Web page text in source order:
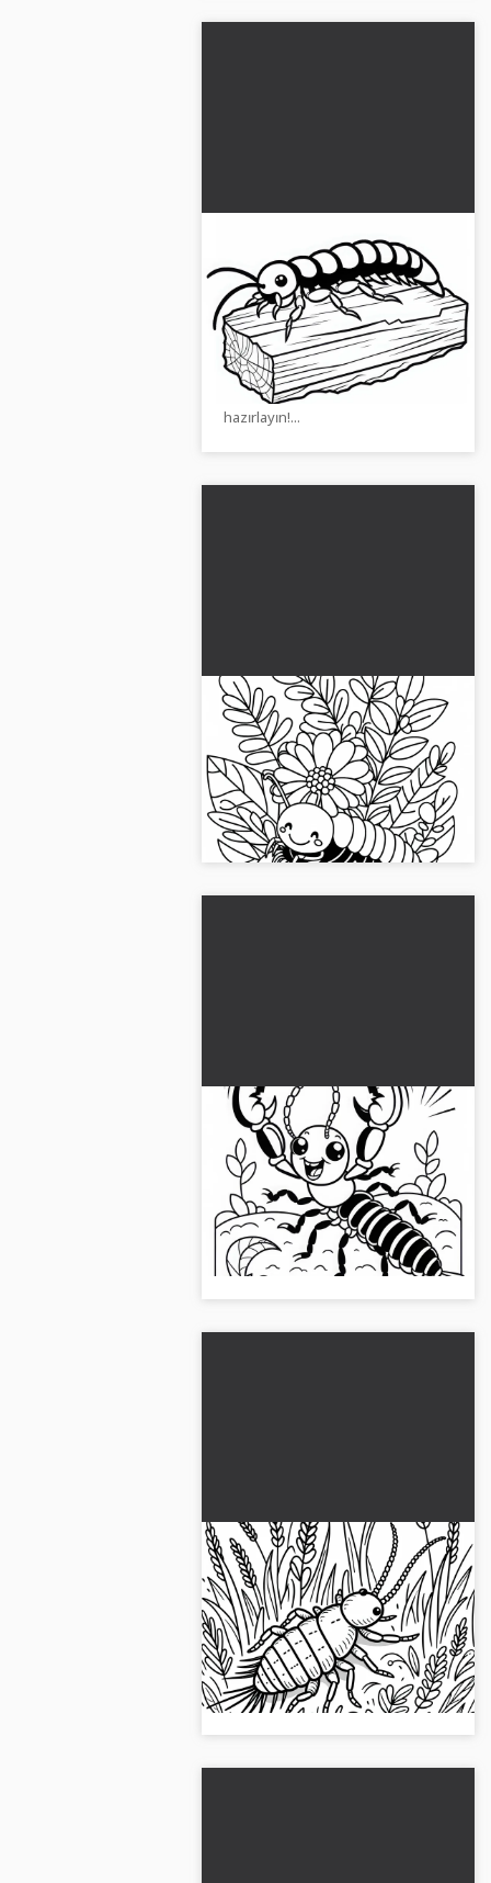
Kuşkulağa (Ohrwurm)
ahşap tahtanın üzerinde –
Ücretsiz boyama resmi
Bir kulak tıngırcığı bir ahşap
tahtanın üzerinde sürünüyor.
Ücretsiz olarak yazdırılabilir veya
çevrimiçi boyanabilir resim
hazırlayın!...
Bir kulak böceği bir bitkide
gizleniyor - Ücretsiz
boyama sayfası
Bir bitkideki bir kulak kurdunun
yaratıcı boyama resmi. Şimdi
ücretsiz boyama şablonunu al!...
Kancalı böcek kollarını
havaya kaldırıyor -
Ücretsiz boyama sayfası
Kulağın belasıyla ilgili ücretsiz
boyama sayfasını al ve boyama
işlemini yap. Şimdi indir veya
çevrimiçi boyama yap!...
Kulağımda takılı kalan
melodi, çimlerin arasında
oturuyor - Ücretsiz
boyama sayfası
Sarı kıvrakların arasında bir kulak
solucanı bulunan ücretsiz boyama
sayfamızı keşfedin ve şimdi
indirin....